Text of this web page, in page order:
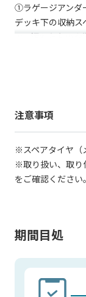
①ラゲージアンダ
デッキ下の収納
で、汚れたもの
②ラゲージアンダ
ラゲージアンダ
荷物も散乱しにく
トドアやレジャ
す。
注意事項
※スペアタイヤ（
※取り扱い、取り
をご確認ください。
期間目処